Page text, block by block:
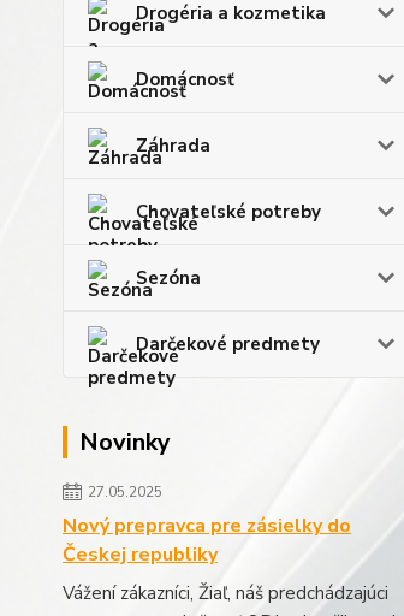
Drogéria a kozmetika
Domácnosť
Záhrada
Chovateľské potreby
Sezóna
Darčekové predmety
Novinky
27.05.2025
Nový prepravca pre zásielky do
Českej republiky
Vážení zákazníci, Žiaľ, náš predchádzajúci